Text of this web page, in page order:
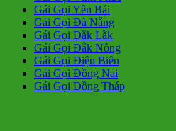
Gái Gọi Yên Bái
Gái Gọi Đà Nẵng
Gái Gọi Đắk Lắk
Gái Gọi Đắk Nông
Gái Gọi Điện Biên
Gái Gọi Đồng Nai
Gái Gọi Đồng Tháp